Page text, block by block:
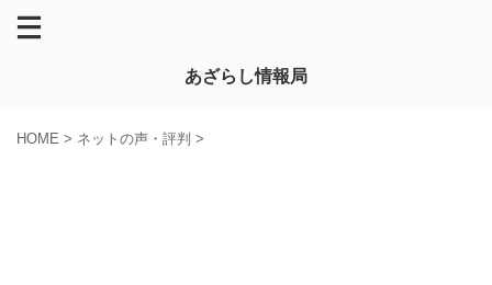
あざらし情報局
HOME > ネットの声・評判 >